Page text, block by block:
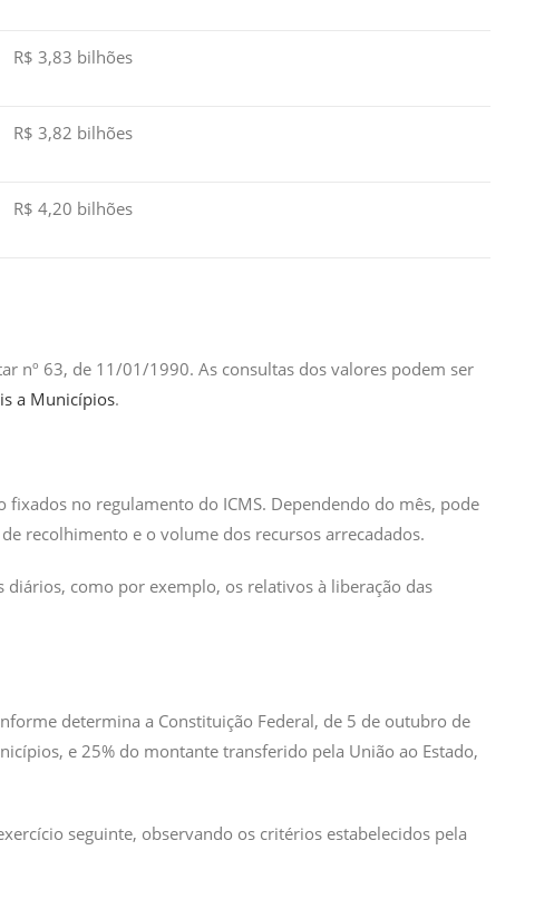
R$ 3,83 bilhões
R$ 3,82 bilhões
R$ 4,20 bilhões
nº 63, de 11/01/1990. As consultas dos valores podem ser
a Municípios.
no regulamento do ICMS. Dependendo do mês, pode
recolhimento e o volume dos recursos arrecadados.
como por exemplo, os relativos à liberação das
determina a Constituição Federal, de 5 de outubro de
e 25% do montante transferido pela União ao Estado,
seguinte, observando os critérios estabelecidos pela